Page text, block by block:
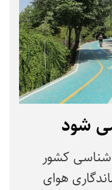
شود
کشور
مرداد) ماندگاری هوای